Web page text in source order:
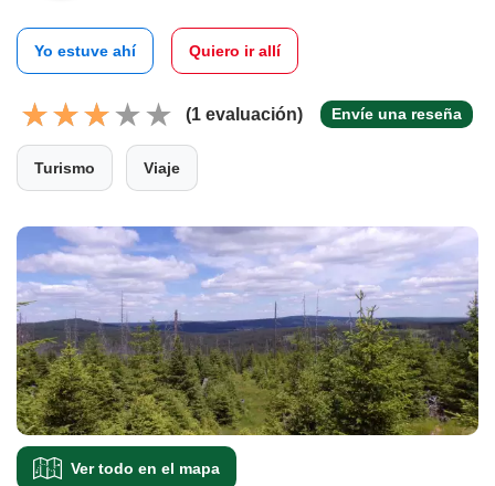
Yo estuve ahí Quiero ir allí
(1 evaluación) Envíe una reseña
Turismo Viaje
Ver todo en el mapa